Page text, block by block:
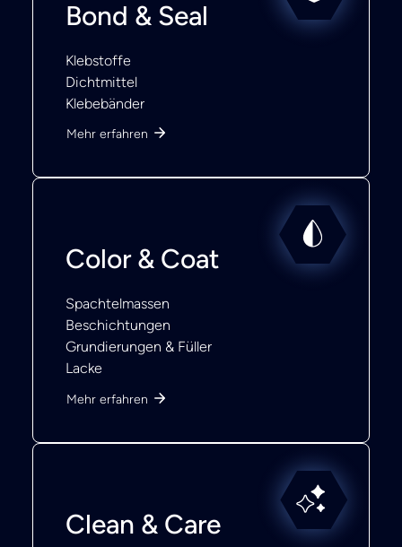
Bond & Seal
Klebstoffe
Dichtmittel
Klebebänder
Mehr erfahren
Color & Coat
Spachtelmassen
Beschichtungen
Grundierungen & Füller
Lacke
Mehr erfahren
Clean & Care